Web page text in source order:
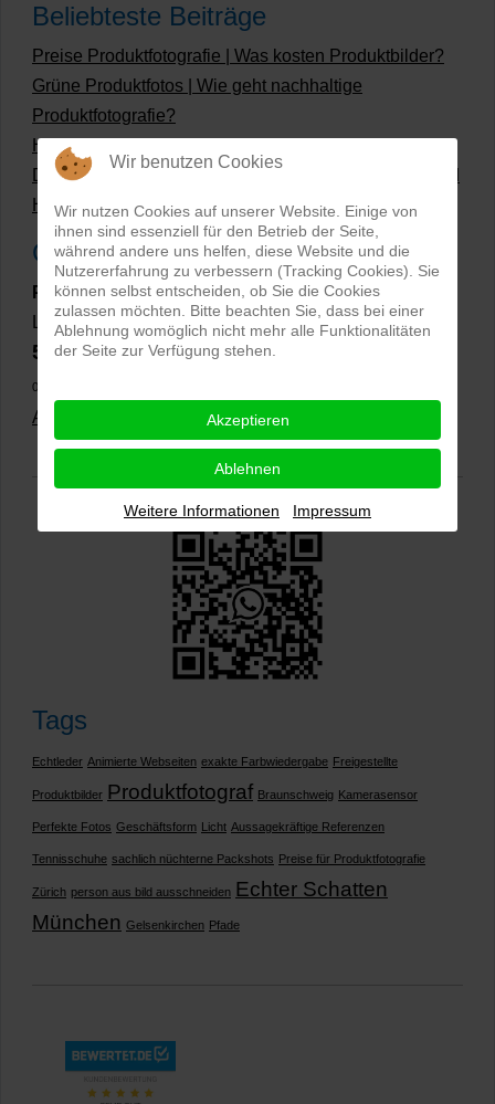
Beliebteste Beiträge
Preise Produktfotografie | Was kosten Produktbilder?
Grüne Produktfotos | Wie geht nachhaltige
Produktfotografie?
Hollow Man Fotografie | Darauf kommt es an!
Dateiformate und Bilder mit transparentem Hintergrund
Hollowman und Produktfotografie
Google Rezensionen
PRO-ducto GmbH, Fotografie und Bildbearbeitung in
Lichtenau
5,0⭐⭐⭐⭐⭐bei144 Google-Rezensionen
02.01.2026)
Alle Rezensionen ansehen|Bewertung abgeben
Tags
Echtleder Animierte Webseiten exakte Farbwiedergabe Freigestellte
Produktbilder Produktfotograf Braunschweig Kamerasensor
Perfekte Fotos Geschäftsform Licht Aussagekräftige Referenzen
Tennisschuhe sachlich nüchterne Packshots Preise für Produktfotografie
Zürich person aus bild ausschneiden Echter Schatten
München Gelsenkirchen Pfade
Wir benutzen Cookies
Wir nutzen Cookies auf unserer Website. Einige von
ihnen sind essenziell für den Betrieb der Seite,
während andere uns helfen, diese Website und die
Nutzererfahrung zu verbessern (Tracking Cookies). Sie
können selbst entscheiden, ob Sie die Cookies
zulassen möchten. Bitte beachten Sie, dass bei einer
Ablehnung womöglich nicht mehr alle Funktionalitäten
der Seite zur Verfügung stehen.
Akzeptieren
Ablehnen
Weitere Informationen Impressum